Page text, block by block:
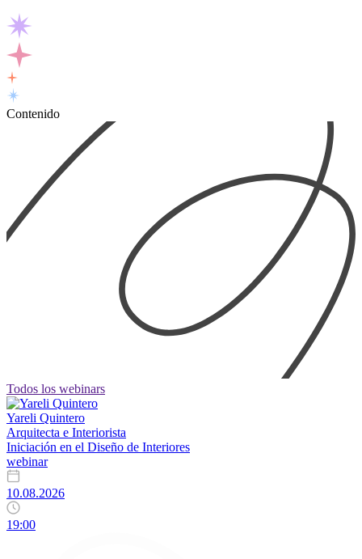
Contenido
Todos los webinars
Yareli Quintero
Arquitecta e Interiorista
Iniciación en el Diseño de Interiores
webinar
10.08.2026
19:00